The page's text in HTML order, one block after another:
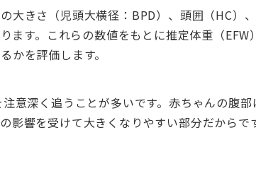
大きさ（児頭大横径：BPD）、頭囲（HC）
す。これらの数値をもとに推定体重（EFW）
かを評価します。
意深く追うことが多いです。赤ちゃんの腹部
響を受けて大きくなりやすい部分だからで